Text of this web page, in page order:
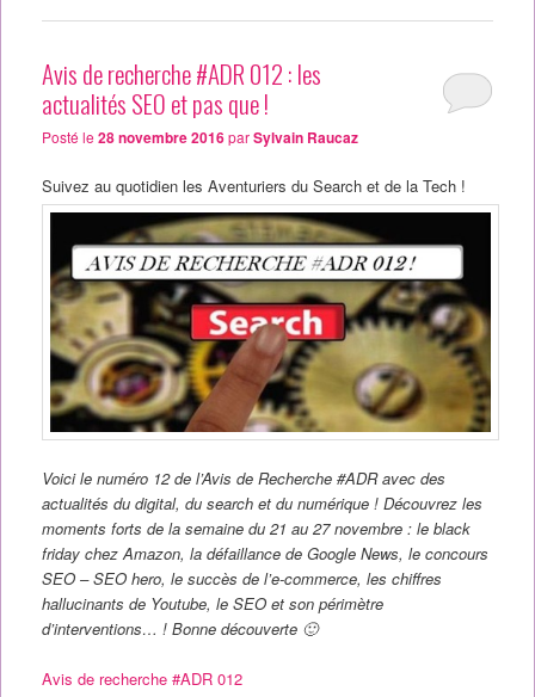
Avis de recherche #ADR 012 : les
actualités SEO et pas que !
Posté le 28 novembre 2016parSylvain Raucaz
Suivez au quotidien les Aventuriers du Search et de la Tech !
Voici le numéro 12 de l’Avis de Recherche #ADR avec des
actualités du digital, du search et du numérique ! Découvrez les
moments forts de la semaine du 21 au 27 novembre : le black
friday chez Amazon, la défaillance de Google News, le concours
SEO – SEO hero, le succès de l’e-commerce, les chiffres
hallucinants de Youtube, le SEO et son périmètre
d’interventions… ! Bonne découverte 🙂
Avis de recherche #ADR 012